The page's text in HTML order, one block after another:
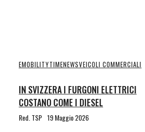
EMOBILITYTIMENEWSVEICOLI COMMERCIALI
IN SVIZZERA I FURGONI ELETTRICI
COSTANO COME I DIESEL
Red. TSP 19 Maggio 2026